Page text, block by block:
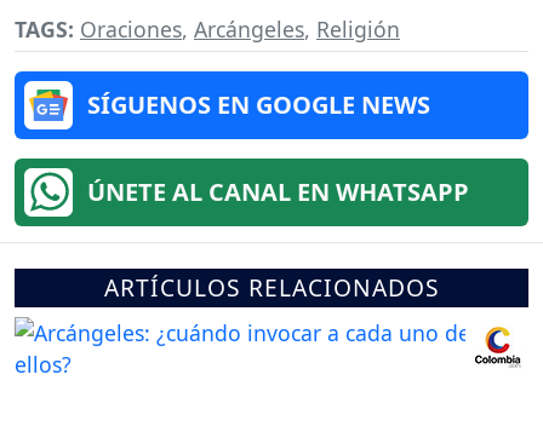
TAGS: Oraciones, Arcángeles, Religión
SÍGUENOS EN GOOGLE NEWS
ÚNETE AL CANAL EN WHATSAPP
ARTÍCULOS RELACIONADOS